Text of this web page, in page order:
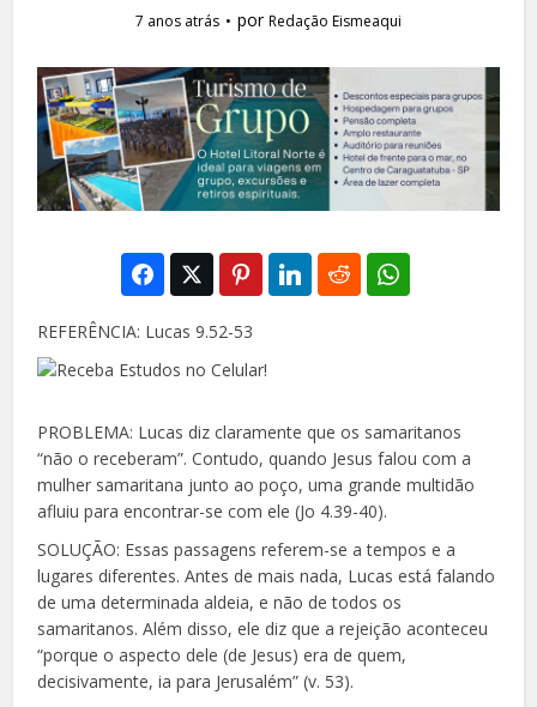
7 anos atrás porRedação Eismeaqui
REFERÊNCIA: Lucas 9.52-53
PROBLEMA: Lucas diz claramente que os samaritanos
“não o receberam”. Contudo, quando Jesus falou com a
mulher samaritana junto ao poço, uma grande multidão
afluiu para encontrar-se com ele (Jo 4.39-40).
SOLUÇÃO: Essas passagens referem-se a tempos e a
lugares diferentes. Antes de mais nada, Lucas está falando
de uma determinada aldeia, e não de todos os
samaritanos. Além disso, ele diz que a rejeição aconteceu
“porque o aspecto dele (de Jesus) era de quem,
decisivamente, ia para Jerusalém” (v. 53).